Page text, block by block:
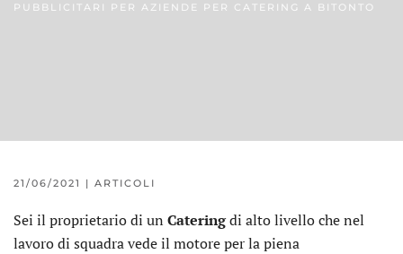
PUBBLICITARI PER AZIENDE PER CATERING A BITONTO
21/06/2021 | ARTICOLI
Sei il proprietario di un Cateringdi alto livello che nel
lavoro di squadra vede il motore per la piena